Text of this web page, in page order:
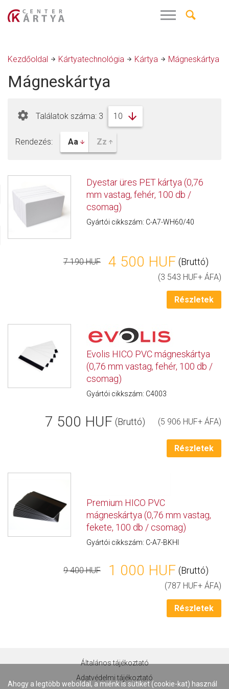
Kezdőoldal Kártyatechnológia Kártya Mágneskártya
Mágneskártya
Találatok száma: 3
Rendezés:
Dyestar üres PET kártya (0,76
mm vastag, fehér, 100 db /
csomag)
Gyártói cikkszám: C-A7-WH60/40
7 190 HUF 4 500 HUF (Bruttó)
(3 543 HUF+ ÁFA)
Részletek
Evolis HICO PVC mágneskártya
(0,76 mm vastag, fehér, 100 db /
csomag)
Gyártói cikkszám: C4003
7 500 HUF (Bruttó) (5 906 HUF+ ÁFA)
Részletek
Premium HICO PVC
mágneskártya (0,76 mm vastag,
fekete, 100 db / csomag)
Gyártói cikkszám: C-A7-BKHI
9 400 HUF 1 000 HUF (Bruttó)
(787 HUF+ ÁFA)
Részletek
Általános tájékoztató
Adatvédelmi tájékoztató
Ahogy a legtöbb weboldal, a miénk is sütiket (cookie-kat) használ